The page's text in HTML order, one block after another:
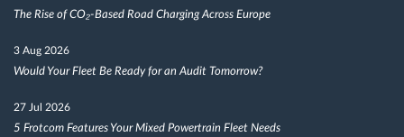
The Rise of CO₂-Based Road Charging Across Europe
3 Aug 2026
Would Your Fleet Be Ready for an Audit Tomorrow?
27 Jul 2026
5 Frotcom Features Your Mixed Powertrain Fleet Needs